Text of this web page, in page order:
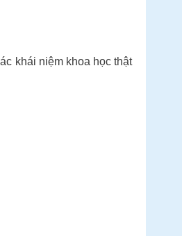
khái niệm khoa học thật